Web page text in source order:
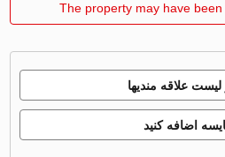
The property may have
علاقه مندیها
اضافه کنید